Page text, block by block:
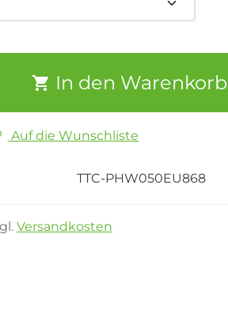
In den Warenkorb
Auf die Wunschliste
TTC-PHW050EU868
Versandkosten